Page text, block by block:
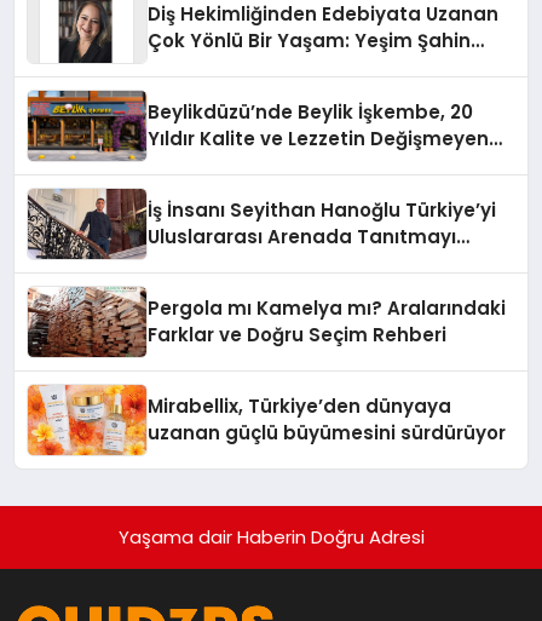
Diş Hekimliğinden Edebiyata Uzanan
Çok Yönlü Bir Yaşam: Yeşim Şahin
Beylikdüzü’nde Beylik İşkembe, 20
Yıldır Kalite ve Lezzetin Değişmeyen
İş İnsanı Seyithan Hanoğlu Türkiye’yi
Uluslararası Arenada Tanıtmayı
Pergola mı Kamelya mı? Aralarındaki
Farklar ve Doğru Seçim Rehberi
Mirabellix, Türkiye’den dünyaya
uzanan güçlü büyümesini sürdürüyor
Yaşama dair Haberin Doğru Adresi